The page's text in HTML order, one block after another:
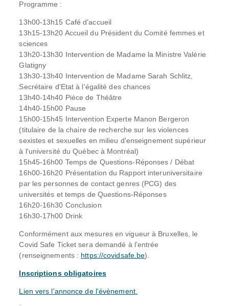
Programme :
13h00-13h15 Café d’accueil
13h15-13h20 Accueil du Président du Comité femmes et
sciences
13h20-13h30 Intervention de Madame la Ministre Valérie
Glatigny
13h30-13h40 Intervention de Madame Sarah Schlitz,
Secrétaire d'Etat à l'égalité des chances
13h40-14h40 Pièce de Théâtre
14h40-15h00 Pause
15h00-15h45 Intervention Experte Manon Bergeron
(titulaire de la chaire de recherche sur les violences
sexistes et sexuelles en milieu d'enseignement supérieur
à l'université du Québec à Montréal)
15h45-16h00 Temps de Questions-Réponses / Débat
16h00-16h20 Présentation du Rapport interuniversitaire
par les personnes de contact genres (PCG) des
universités et temps de Questions-Réponses
16h20-16h30 Conclusion
16h30-17h00 Drink
Conformément aux mesures en vigueur à Bruxelles, le
Covid Safe Ticket sera demandé à l’entrée
(renseignements : https://covidsafe.be).
Inscriptions obligatoires
Lien vers l'annonce de l'évènement.